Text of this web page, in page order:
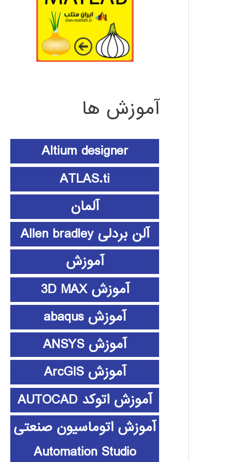
آموزش ها
Altium designer
ATLAS.ti
آلمان
آلن بردلی Allen bradley
آموزش
آموزش 3D MAX
آموزش abaqus
آموزش ANSYS
آموزش ArcGIS
آموزش اتوکد AUTOCAD
آموزش اتوماسیون صنعتی
Automation Studio